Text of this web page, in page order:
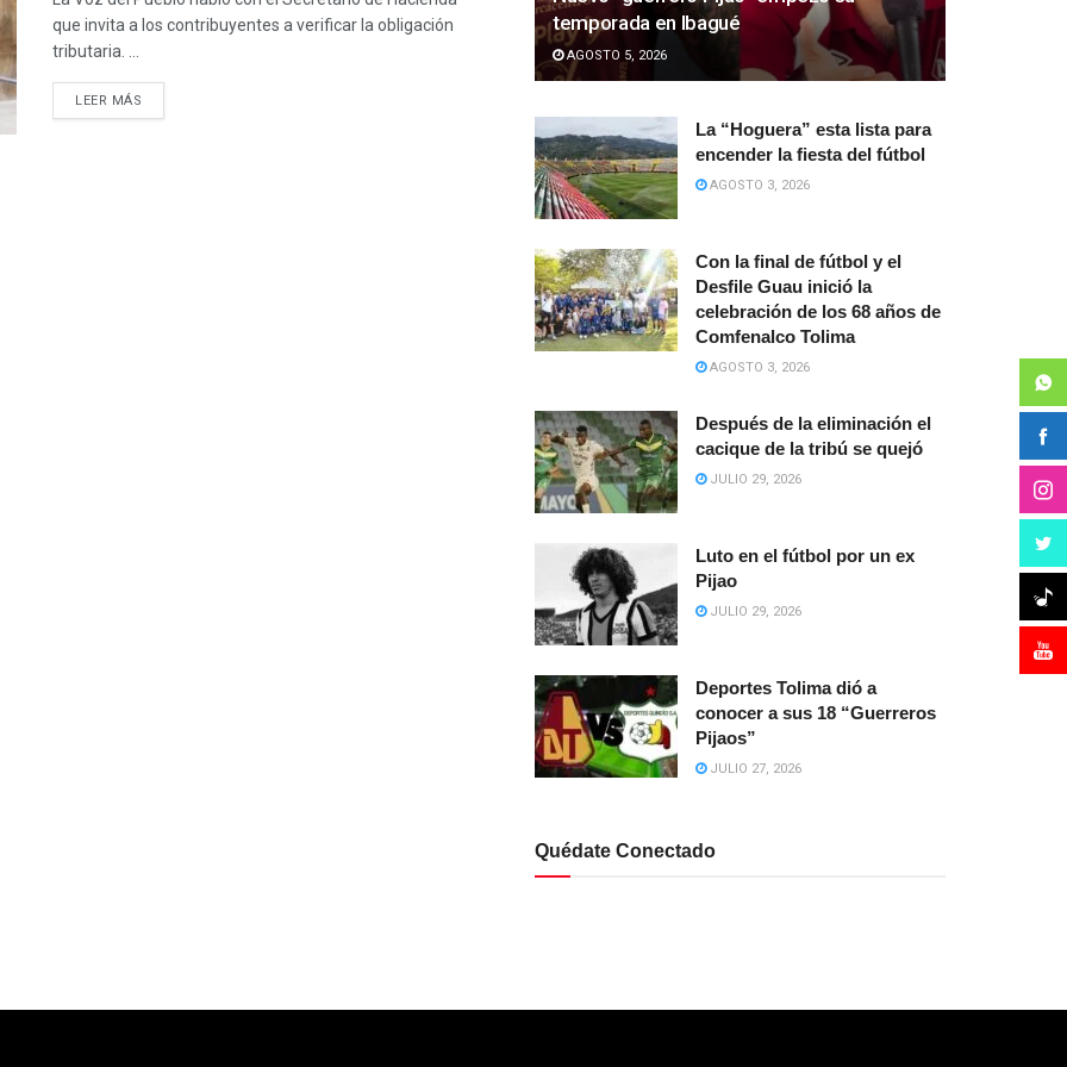
que invita a los contribuyentes a verificar la obligación
tributaria. ...
LEER MÁS
temporada en Ibagué
AGOSTO 5, 2026
La “Hoguera” esta lista para
encender la fiesta del fútbol
AGOSTO 3, 2026
Con la final de fútbol y el
Desfile Guau inició la
celebración de los 68 años de
Comfenalco Tolima
AGOSTO 3, 2026
Después de la eliminación el
cacique de la tribú se quejó
JULIO 29, 2026
Luto en el fútbol por un ex
Pijao
JULIO 29, 2026
Deportes Tolima dió a
conocer a sus 18 “Guerreros
Pijaos”
JULIO 27, 2026
Quédate Conectado